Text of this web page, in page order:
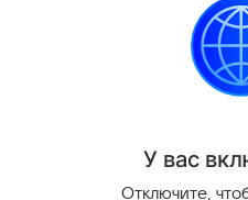
изучили процесс
плавления алюминиевой
У вас
Отключите,